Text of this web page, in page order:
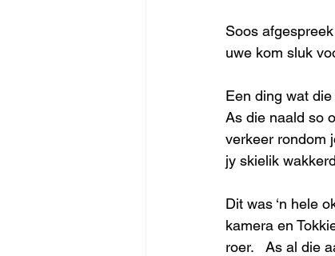
Soos
uwe kom sluk
Een ding wat
As die naald so
verkeer rondom
jy skielik
Dit was ‘n hele
kamera en
roer.   As al die